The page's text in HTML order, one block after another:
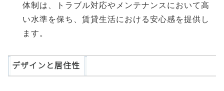
体制は、トラブル対応やメンテナンスにおいて高
い水準を保ち、賃貸生活における安心感を提供し
ます。
デザインと居住性